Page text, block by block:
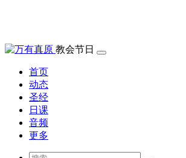
教会节日
首页
动态
圣经
日课
音频
更多